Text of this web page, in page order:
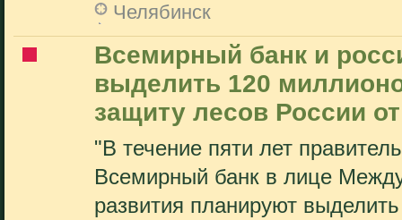
Челябинск
Всемирный банк и
выделить 120
защиту лесов России
"В течение пяти лет
Всемирный банк в лице
развития планируют